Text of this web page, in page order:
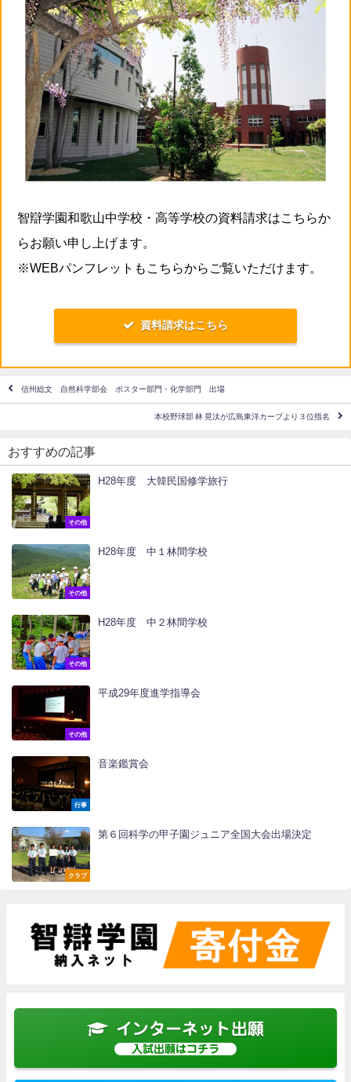
智辯学園和歌山中学校・高等学校の資料請求はこちらか
らお願い申し上げます。
※WEBパンフレットもこちらからご覧いただけます。
資料請求はこちら
信州総文 自然科学部会 ポスター部門・化学部門 出場
本校野球部 林 晃汰が広島東洋カープより３位指名
おすすめの記事
その他
H28年度 大韓民国修学旅行
その他
H28年度 中１林間学校
その他
H28年度 中２林間学校
その他
平成29年度進学指導会
行事
音楽鑑賞会
クラブ
第６回科学の甲子園ジュニア全国大会出場決定
インターネット出願
入試出願はコチラ